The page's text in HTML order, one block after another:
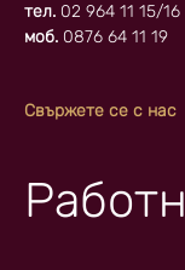
тел. 02 964 11 15/16
моб. 0876 64 11 19
Свържете се с нас